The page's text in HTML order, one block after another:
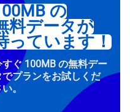
の
料データが
っています！
すぐ 100MB の無料デー
でプランをお試しくだ
。